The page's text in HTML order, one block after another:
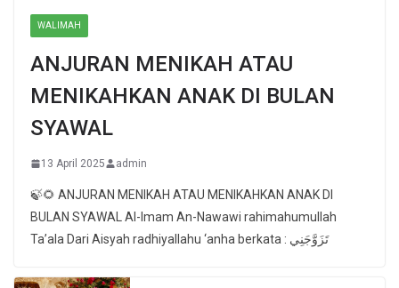
WALIMAH
ANJURAN MENIKAH ATAU
MENIKAHKAN ANAK DI BULAN
SYAWAL
13 April 2025 admin
🍃🌻 ANJURAN MENIKAH ATAU MENIKAHKAN ANAK DI
BULAN SYAWAL Al-Imam An-Nawawi rahimahumullah
Ta’ala Dari Aisyah radhiyallahu ‘anha berkata : تَزَوَّجَنِي